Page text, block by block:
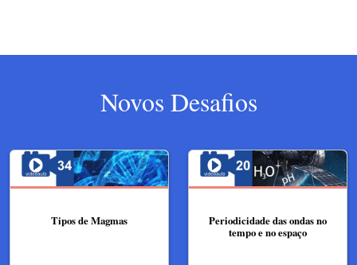
Novos Desafios
Tipos de Magmas
Periodicidade das ondas no
tempo e no espaço